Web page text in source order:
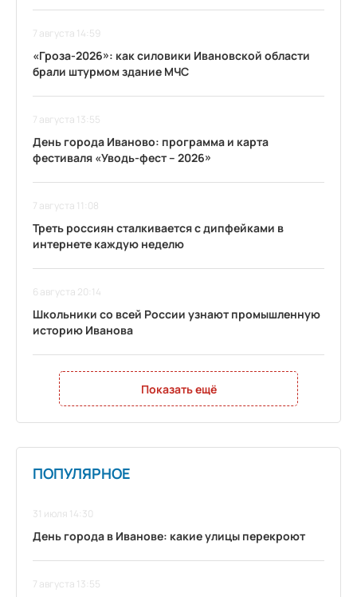
7 августа 14:59
«Гроза-2026»: как силовики Ивановской области
брали штурмом здание МЧС
7 августа 13:55
День города Иваново: программа и карта
фестиваля «Уводь-фест – 2026»
7 августа 11:08
Треть россиян сталкивается с дипфейками в
интернете каждую неделю
6 августа 20:14
Школьники со всей России узнают промышленную
историю Иванова
Показать ещё
ПОПУЛЯРНОЕ
31 июля 14:30
День города в Иванове: какие улицы перекроют
7 августа 13:55